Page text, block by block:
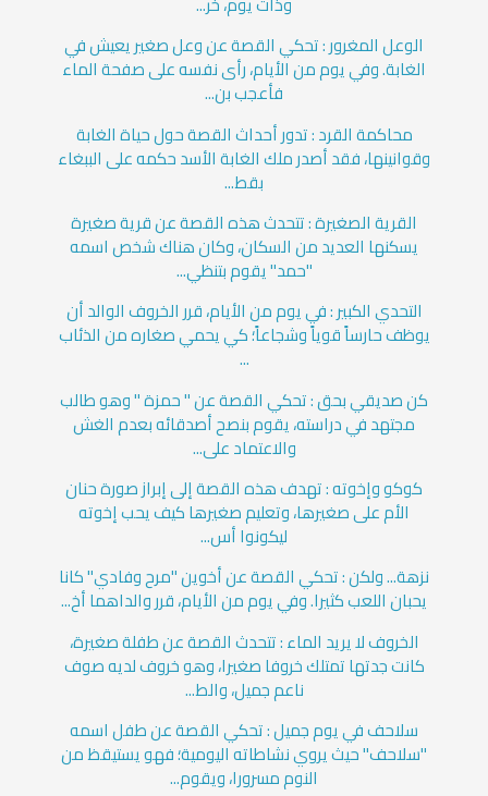
الوعل المغرور : تحكي القصة عن وعل صغير يعيش في
الغابة. وفي يوم من الأيام، رأى نفسه على صفحة الماء
فأعجب بن...
محاكمة القرد : تدور أحداث القصة حول حياة الغابة
وقوانينها، فقد أصدر ملك الغابة الأسد حكمه على الببغاء
بقط...
القرية الصغيرة : تتحدث هذه القصة عن قرية صغيرة
يسكنها العديد من السكان، وكان هناك شخص اسمه
"حمد" يقوم بتنظي...
التحدي الكبير : في يوم من الأيام، قرر الخروف الوالد أن
يوظف حارساً قوياً وشجاعاً؛ كي يحمي صغاره من الذئاب
...
كن صديقي بحق : تحكي القصة عن " حمزة " وهو طالب
مجتهد في دراسته، يقوم بنصح أصدقائه بعدم الغش
والاعتماد على...
كوكو وإخوته : تهدف هذه القصة إلى إبراز صورة حنان
الأم على صغيرها، وتعليم صغيرها كيف يحب إخوته
ليكونوا أس...
نزهة... ولكن : تحكي القصة عن أخوين "مرح وفادي" كانا
يحبان اللعب كثيرا. وفي يوم من الأيام، قرر والداهما أخ...
الخروف لا يريد الماء : تتحدث القصة عن طفلة صغيرة،
كانت جدتها تمتلك خروفا صغيرا، وهو خروف لديه صوف
ناعم جميل، والط...
سلاحف في يوم جميل : تحكي القصة عن طفل اسمه
"سلاحف" حيث يروي نشاطاته اليومية؛ فهو يستيقظ من
النوم مسرورا، ويقوم...